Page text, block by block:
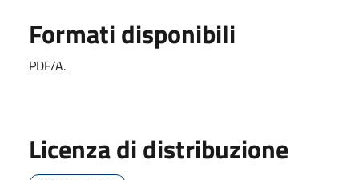
Formati disponibili
PDF/A.
Licenza di distribuzione